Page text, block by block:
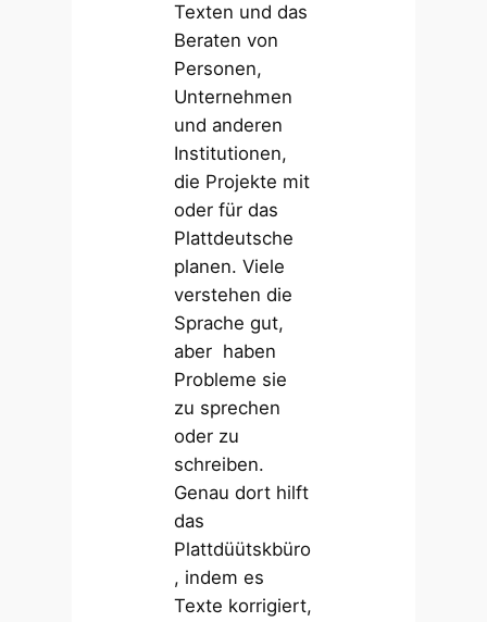
Texten und das
Beraten von
Personen,
Unternehmen
und anderen
Institutionen,
die Projekte mit
oder für das
Plattdeutsche
planen. Viele
verstehen die
Sprache gut,
aber haben
Probleme sie
zu sprechen
oder zu
schreiben.
Genau dort hilft
das
Plattdüütskbüro
, indem es
Texte korrigiert,